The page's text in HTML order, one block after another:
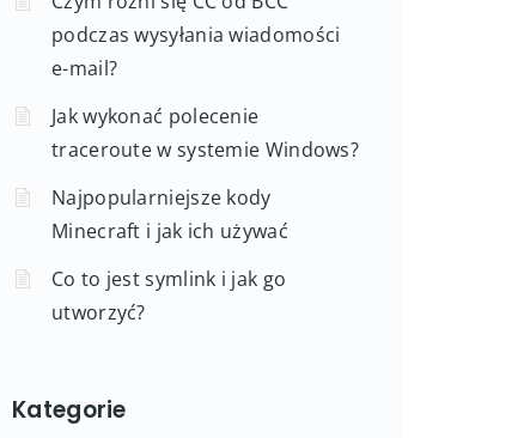
podczas wysyłania wiadomości
e-mail?
Jak wykonać polecenie
traceroute w systemie Windows?
Najpopularniejsze kody
Minecraft i jak ich używać
Co to jest symlink i jak go
utworzyć?
Kategorie